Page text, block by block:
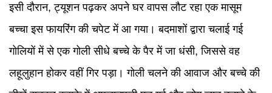
इसी दौरान, ट्यूशन पढ़कर अपने घर वापस लौट रहा एक मासूम
बच्चा इस फायरिंग की चपेट में आ गया। बदमाशों द्वारा चलाई गई
गोलियों में से एक गोली सीधे बच्चे के पैर में जा धंसी, जिससे वह
लहूलुहान होकर वहीं गिर पड़ा। गोली चलने की आवाज और बच्चे की